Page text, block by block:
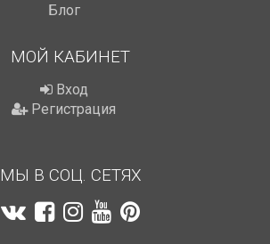
Блог
МОЙ КАБИНЕТ
Вход
Регистрация
МЫ В СОЦ. СЕТЯХ